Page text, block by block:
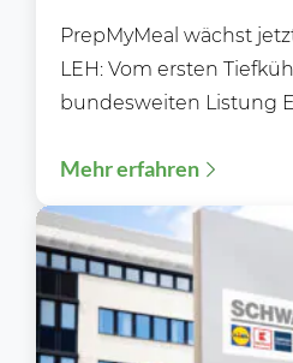
PrepMyMeal wächst
LEH: Vom ersten
bundesweiten Listung
hinweg im...
Mehr erfahren